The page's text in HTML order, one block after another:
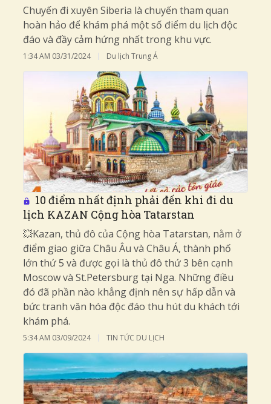
Chuyến đi xuyên Siberia là chuyến tham quan
hoàn hảo để khám phá một số điểm du lịch độc
đáo và đầy cảm hứng nhất trong khu vực.
1:34 AM 03/31/2024 Du lịch Trung Á
10 điểm nhất định phải đến khi đi du
lịch KAZAN Cộng hòa Tatarstan
💥Kazan, thủ đô của Cộng hòa Tatarstan, nằm ở
điểm giao giữa Châu Âu và Châu Á, thành phố
lớn thứ 5 và được gọi là thủ đô thứ 3 bên cạnh
Moscow và St.Petersburg tại Nga. Những điều
đó đã phần nào khẳng định nên sự hấp dẫn và
bức tranh văn hóa độc đáo thu hút du khách tới
khám phá.
5:34 AM 03/09/2024 TIN TỨC DU LỊCH